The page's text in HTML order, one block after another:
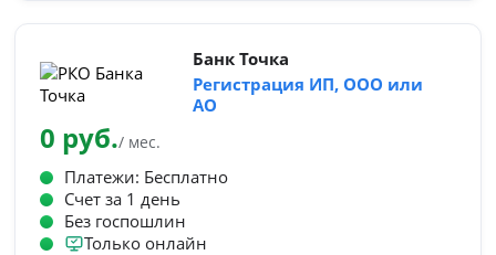
Банк Точка
Регистрация ИП, ООО или
АО
0 руб./ мес.
Платежи: Бесплатно
Счет за 1 день
Без госпошлин
Только онлайн